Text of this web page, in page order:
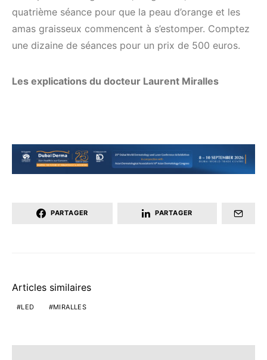
quatrième séance pour que la peau d’orange et les
amas graisseux commencent à s’estomper. Comptez
une dizaine de séances pour un prix de 500 euros.
Les explications du docteur Laurent Miralles
PARTAGER PARTAGER
Articles similaires
LED MIRALLES